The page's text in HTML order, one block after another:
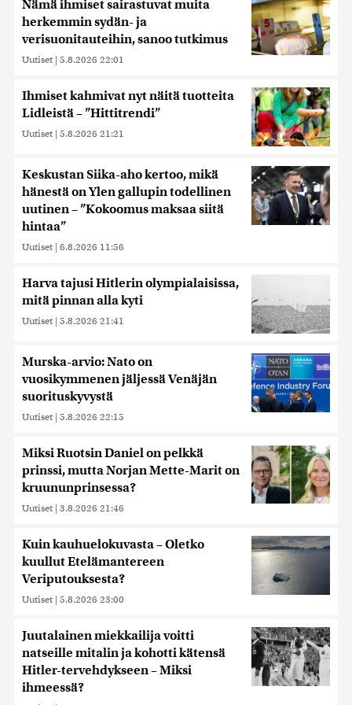
Nämä ihmiset sairastuvat muita
herkemmin sydän- ja
verisuonitauteihin, sanoo tutkimus
Uutiset | 5.8.2026 22:01
Ihmiset kahmivat nyt näitä tuotteita
Lidleistä – ”Hittitrendi”
Uutiset | 5.8.2026 21:21
Keskustan Siika-aho kertoo, mikä
hänestä on Ylen gallupin todellinen
uutinen – ”Kokoomus maksaa siitä
hintaa”
Uutiset | 6.8.2026 11:56
Harva tajusi Hitlerin olympialaisissa,
mitä pinnan alla kyti
Uutiset | 5.8.2026 21:41
Murska-arvio: Nato on
vuosikymmenen jäljessä Venäjän
suorituskyvystä
Uutiset | 5.8.2026 22:15
Miksi Ruotsin Daniel on pelkkä
prinssi, mutta Norjan Mette-Marit on
kruununprinsessa?
Uutiset | 3.8.2026 21:46
Kuin kauhuelokuvasta – Oletko
kuullut Etelämantereen
Veriputouksesta?
Uutiset | 5.8.2026 23:00
Juutalainen miekkailija voitti
natseille mitalin ja kohotti kätensä
Hitler-tervehdykseen – Miksi
ihmeessä?